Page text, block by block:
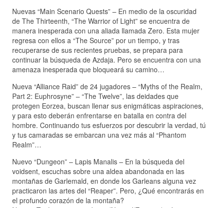
Nuevas “Main Scenario Quests” – En medio de la oscuridad
de The Thirteenth, “The Warrior of Light” se encuentra de
manera inesperada con una aliada llamada Zero. Esta mujer
regresa con ellos a “The Source” por un tiempo, y tras
recuperarse de sus recientes pruebas, se prepara para
continuar la búsqueda de Azdaja. Pero se encuentra con una
amenaza inesperada que bloqueará su camino…
Nueva “Alliance Raid” de 24 jugadores – “Myths of the Realm,
Part 2: Euphrosyne” – “The Twelve”, las deidades que
protegen Eorzea, buscan llenar sus enigmáticas aspiraciones,
y para esto deberán enfrentarse en batalla en contra del
hombre. Continuando tus esfuerzos por descubrir la verdad, tú
y tus camaradas se embarcan una vez más al “Phantom
Realm”…
Nuevo “Dungeon” – Lapis Manalis – En la búsqueda del
voidsent, escuchas sobre una aldea abandonada en las
montañas de Garlemald, en donde los Garleans alguna vez
practicaron las artes del “Reaper”. Pero, ¿Qué encontrarás en
el profundo corazón de la montaña?